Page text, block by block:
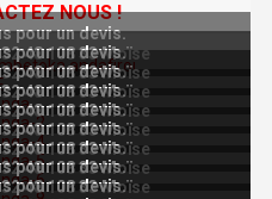
NOUS !
pour un devis.
48 108 33 Moïse
pour un devis.
48 108 33 Moïse
pour un devis.
48 108 33 Moïse
pour un devis.
48 108 33 Moïse
pour un devis.
48 108 33 Moïse
pour un devis.
48 108 33 Moïse
pour un devis.
48 108 33 Moïse
pour un devis.
48 108 33 Moïse
pour un devis.